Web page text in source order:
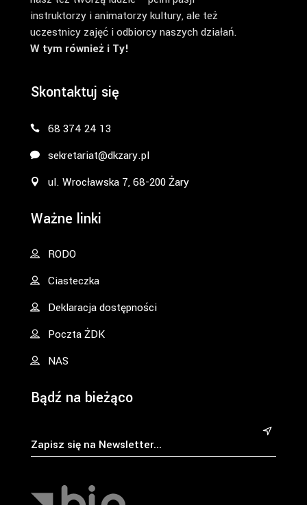
instruktorzy i animatorzy kultury, ale też
uczestnicy zajęć i odbiorcy naszych działań.
W tym również i Ty!
Skontaktuj się
68 374 24 13
sekretariat@dkzary.pl
ul. Wrocławska 7, 68-200 Żary
Ważne linki
RODO
Ciasteczka
Deklaracja dostępności
Poczta ŻDK
NAS
Bądź na bieżąco
&